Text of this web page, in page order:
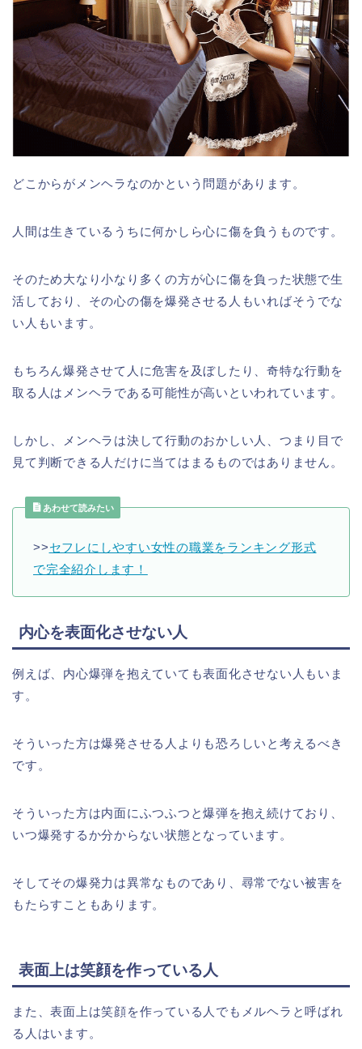
どこからがメンヘラなのかという問題があります。
人間は生きているうちに何かしら心に傷を負うものです。
そのため大なり小なり多くの方が心に傷を負った状態で生
活しており、その心の傷を爆発させる人もいればそうでな
い人もいます。
もちろん爆発させて人に危害を及ぼしたり、奇特な行動を
取る人はメンヘラである可能性が高いといわれています。
しかし、メンヘラは決して行動のおかしい人、つまり目で
見て判断できる人だけに当てはまるものではありません。
あわせて読みたい
>>セフレにしやすい女性の職業をランキング形式
で完全紹介します！
内心を表面化させない人
例えば、内心爆弾を抱えていても表面化させない人もいま
す。
そういった方は爆発させる人よりも恐ろしいと考えるべき
です。
そういった方は内面にふつふつと爆弾を抱え続けており、
いつ爆発するか分からない状態となっています。
そしてその爆発力は異常なものであり、尋常でない被害を
もたらすこともあります。
表面上は笑顔を作っている人
また、表面上は笑顔を作っている人でもメルヘラと呼ばれ
る人はいます。